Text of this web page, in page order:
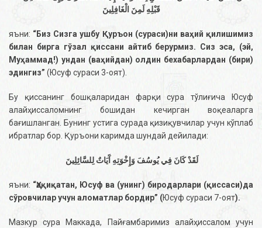
قَبْلِهِ لَمِنَ الْغَافِلِينَ
яъни: “Биз Сизга ушбу Қуръон (сураси)ни ваҳий қилишимиз
билан бирга гўзал қиссани айтиб берурмиз. Сиз эса, (эй,
Муҳаммад!) ундан (ваҳийдан) олдин бехабарлардан (бири)
эдингиз” (Юсуф сураси 3-оят).
Бу қиссанинг бошқаларидан фарқи сура тўлиғича Юсуф
алайҳиссаломнинг бошидан кечирган воқеаларга
бағишланган. Бунинг устига сурада қизиқувчилар учун кўплаб
ибратлар бор. Қуръони каримда шундай дейилади:
لَقَدْ كَانَ فِي يُوسُفَ وَإِخْوَتِهِ آَيَاتٌ لِلسَّائِلِينَ
яъни: “Ҳақиқатан, Юсуф ва (унинг) биродарлари (қиссаси)да
сўровчилар учун аломатлар бордир” (Юсуф сураси 7-оят).
Мазкур сура Маккада, Пайғамбаримиз алайҳиссалом учун